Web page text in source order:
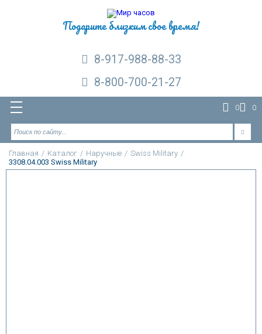
Подарите близким свое время!
8-917-988-88-33
8-800-700-21-27
0 0
Главная / Каталог / Наручные / Swiss Military /
3308.04.003 Swiss Military